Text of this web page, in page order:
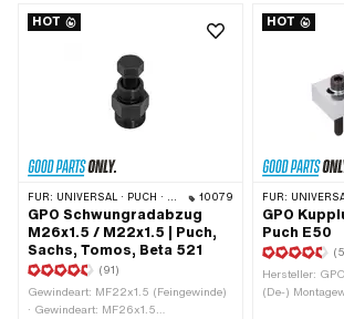
HOT
FÜR: UNIVERSAL · PUCH · SACHS · PONY / CILO (BETA 521 & 512) · ZÜNDAPP BELMONDO · TOMOS · DKW · HERCULES · KREIDLER · ZÜNDAPP · KTM · RIXE 10079
GPO Schwungradabzug
M26x1.5 / M22x1.5 | Puch,
Sachs, Tomos, Beta 521
(91)
Gewindeart: MF22x1.5 (Feingewinde)
· Gewindeart: MF26x1.5
HOT
FÜR:
GPO
Puch E50
Hersteller:
(De-)